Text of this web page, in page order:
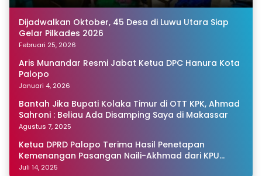
Dijadwalkan Oktober, 45 Desa di Luwu Utara Siap
Gelar Pilkades 2026
Februari 25, 2026
Aris Munandar Resmi Jabat Ketua DPC Hanura Kota
Palopo
Januari 4, 2026
Bantah Jika Bupati Kolaka Timur di OTT KPK, Ahmad
Sahroni : Beliau Ada Disamping Saya di Makassar
Agustus 7, 2025
Ketua DPRD Palopo Terima Hasil Penetapan
Kemenangan Pasangan Naili-Akhmad dari KPU
Sulsel
Juli 14, 2025